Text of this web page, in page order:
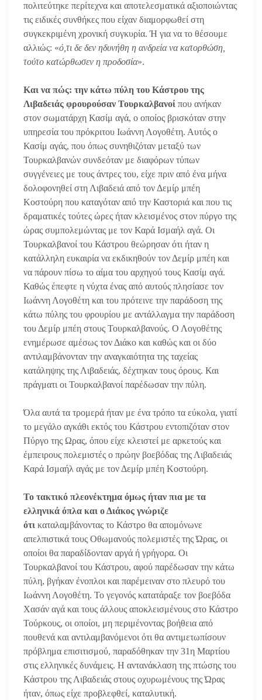
πολιτεύτηκε περίτεχνα και αποτελεσματικά αξιοποιώντας
τις ειδικές συνθήκες που είχαν διαμορφωθεί στη
συγκεκριμένη χρονική συγκυρία. Ή για να το θέσουμε
αλλιώς: «ό,τι δε δεν ηδυνήθη η ανδρεία να κατορθώση,
τούτο κατώρθωσεν η προδοσία».
Και να πώς: την κάτω πύλη του Κάστρου της
Λιβαδειάς φρουρούσαν Τουρκαλβανοί που ανήκαν
στον σωματάρχη Κασίμ αγά, ο οποίος βρισκόταν στην
υπηρεσία του πρόκριτου Ιωάννη Λογοθέτη. Αυτός ο
Κασίμ αγάς, που όπως συνηθιζόταν μεταξύ των
Τουρκαλβανών συνδεόταν με διαφόρων τύπων
συγγένειες με τους άντρες του, είχε πριν από ένα μήνα
δολοφονηθεί στη Λιβαδειά από τον Δεμίρ μπέη
Κοστούρη που καταγόταν από την Καστοριά και που τις
δραματικές τούτες ώρες ήταν κλεισμένος στον πύργο της
ώρας συμπολεμώντας με τον Καρά Ισμαήλ αγά. Οι
Τουρκαλβανοί του Κάστρου θεώρησαν ότι ήταν η
κατάλληλη ευκαιρία να εκδικηθούν τον Δεμίρ μπέη και
να πάρουν πίσω το αίμα του αρχηγού τους Κασίμ αγά.
Καθώς έπεφτε η νύχτα ένας από αυτούς πλησίασε τον
Ιωάννη Λογοθέτη και του πρότεινε την παράδοση της
κάτω πύλης του φρουρίου με αντάλλαγμα την παράδοση
του Δεμίρ μπέη στους Τουρκαλβανούς. Ο Λογοθέτης
ενημέρωσε αμέσως τον Διάκο και καθώς και οι δύο
αντιλαμβάνονταν την αναγκαιότητα της ταχείας
κατάληψης της Λιβαδειάς, δέχτηκαν τους όρους. Και
πράγματι οι Τουρκαλβανοί παρέδωσαν την πύλη.
Όλα αυτά τα τρομερά ήταν με ένα τρόπο τα εύκολα, γιατί
το μεγάλο αγκάθι εκτός του Κάστρου εντοπιζόταν στον
Πύργο της Ωρας, όπου είχε κλειστεί με αρκετούς και
έμπειρους πολεμιστές ο πρώην βοεβόδας της Λιβαδειάς
Καρά Ισμαήλ αγάς με τον Δεμίρ μπέη Κοστούρη.
Το τακτικό πλεονέκτημα όμως ήταν πια με τα
ελληνικά όπλα και ο Διάκος γνώριζε
ότι καταλαμβάνοντας το Κάστρο θα απομόνωνε
απελπιστικά τους Οθωμανούς πολεμιστές της Ώρας, οι
οποίοι θα παραδίδονταν αργά ή γρήγορα. Οι
Τουρκαλβανοί του Κάστρου, αφού παρέδωσαν την κάτω
πύλη, βγήκαν ένοπλοι και παρέμειναν στο πλευρό του
Ιωάννη Λογοθέτη. Το γεγονός κατατάραξε τον βοεβόδα
Χασάν αγά και τους άλλους αποκλεισμένους στο Κάστρο
Τούρκους, οι οποίοι, μη περιμένοντας βοήθεια από
πουθενά και αντιλαμβανόμενοι ότι θα αντιμετωπίσουν
πρόβλημα επισιτισμού, παραδόθηκαν την 31η Μαρτίου
στις ελληνικές δυνάμεις. Η αντανάκλαση της πτώσης του
Κάστρου της Λιβαδειάς στους οχυρωμένους της Ώρας
ήταν, όπως είχε προβλεφθεί, καταλυτική.